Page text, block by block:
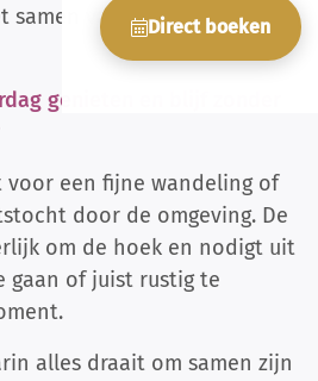
Direct boeken
samen van een ontbijt op je
genieten en blijf zonder
voor een fijne wandeling of
door de omgeving. De
om de hoek en nodigt uit
gaan of juist rustig te
alles draait om samen zijn